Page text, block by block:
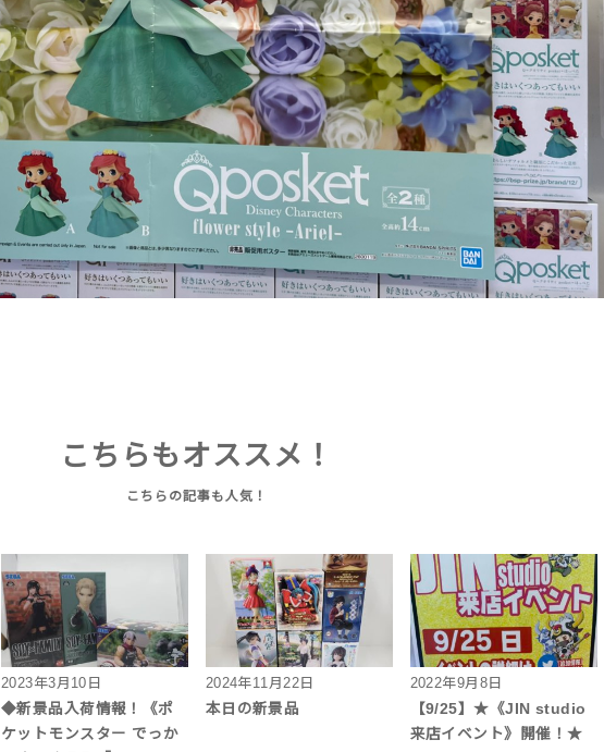
こちらもオススメ！
2023年3月10日
◆新景品入荷情報！《ポ
ケットモンスター でっか
2024年11月22日
本日の新景品
2022年9月8日
【9/25】★《JIN studio
来店イベント》開催！★